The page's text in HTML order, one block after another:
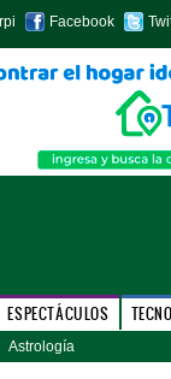
Facebook
ESPECTÁCULOS
Astrología